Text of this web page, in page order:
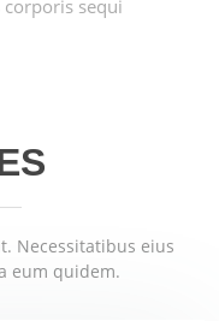
sequi
Necessitatibus eius
eum quidem.